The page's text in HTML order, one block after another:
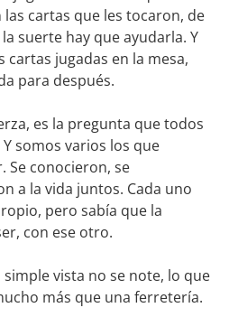
cartas que les tocaron, de
suerte hay que ayudarla. Y
cartas jugadas en la mesa,
para después.
es la pregunta que todos
somos varios los que
Se conocieron, se
a la vida juntos. Cada uno
pero sabía que la
con ese otro.
vista no se note, lo que
más que una ferretería.